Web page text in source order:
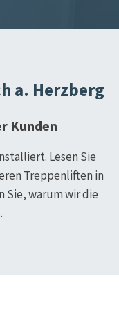
a. Herzberg
Kunden
Lesen Sie
Treppenliften in
Sie, warum wir die